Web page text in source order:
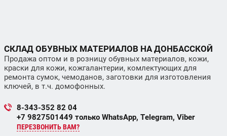
СКЛАД ОБУВНЫХ МАТЕРИАЛОВ НА ДОНБАССКОЙ
Продажа оптом и в розницу обувных материалов, кожи,
краски для кожи, кожгалантерии, комлектующих для
ремонта сумок, чемоданов, заготовки для изготовления
ключей, в т.ч. домофонных.
8-343-352 82 04
+7 9827501449 только WhatsApp, Telegram, Viber
ПЕРЕЗВОНИТЬ ВАМ?